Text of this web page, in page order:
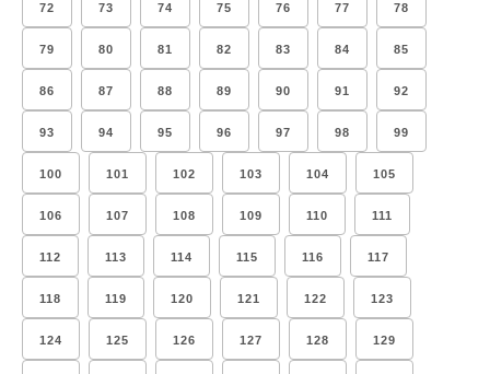
72 73 74 75 76 77 78
79 80 81 82 83 84 85
86 87 88 89 90 91 92
93 94 95 96 97 98 99
100 101 102 103 104 105
106 107 108 109 110 111
112 113 114 115 116 117
118 119 120 121 122 123
124 125 126 127 128 129